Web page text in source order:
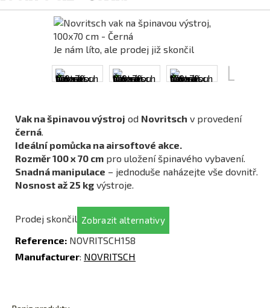
Je nám líto, ale prodej již skončil
Vak na špinavou výstroj od Novritsch v provedení
černá.
Ideální pomůcka na airsoftové akce.
Rozměr 100 x 70 cm pro uložení špinavého vybavení.
Snadná manipulace – jednoduše naházejte vše dovnitř.
Nosnost až 25 kg výstroje.
Prodej skončil Zobrazit alternativy
Reference: NOVRITSCH158
Manufacturer: NOVRITSCH